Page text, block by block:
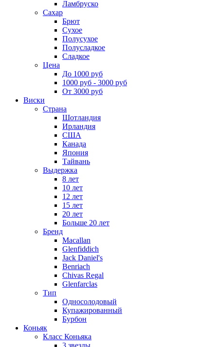
Ламбруско
Сахар
Брют
Сухое
Полусухое
Полусладкое
Сладкое
Цена
До 1000 руб
1000 руб - 3000 руб
От 3000 руб
Виски
Страна
Шотландия
Ирландия
США
Канада
Япония
Тайвань
Выдержка
8 лет
10 лет
12 лет
15 лет
20 лет
Больше 20 лет
Бренд
Macallan
Glenfiddich
Jack Daniel's
Benriach
Chivas Regal
Glenfarclas
Тип
Односолодовый
Купажированный
Бурбон
Коньяк
Класс Коньяка
3 звезды